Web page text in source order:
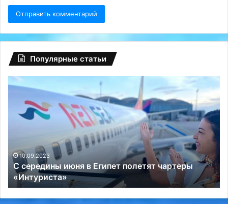
Популярные статьи
середины
июня
«Интуриста»
10.09.2023
С середины июня в Египет полетят чартеры
«Интуриста»
на